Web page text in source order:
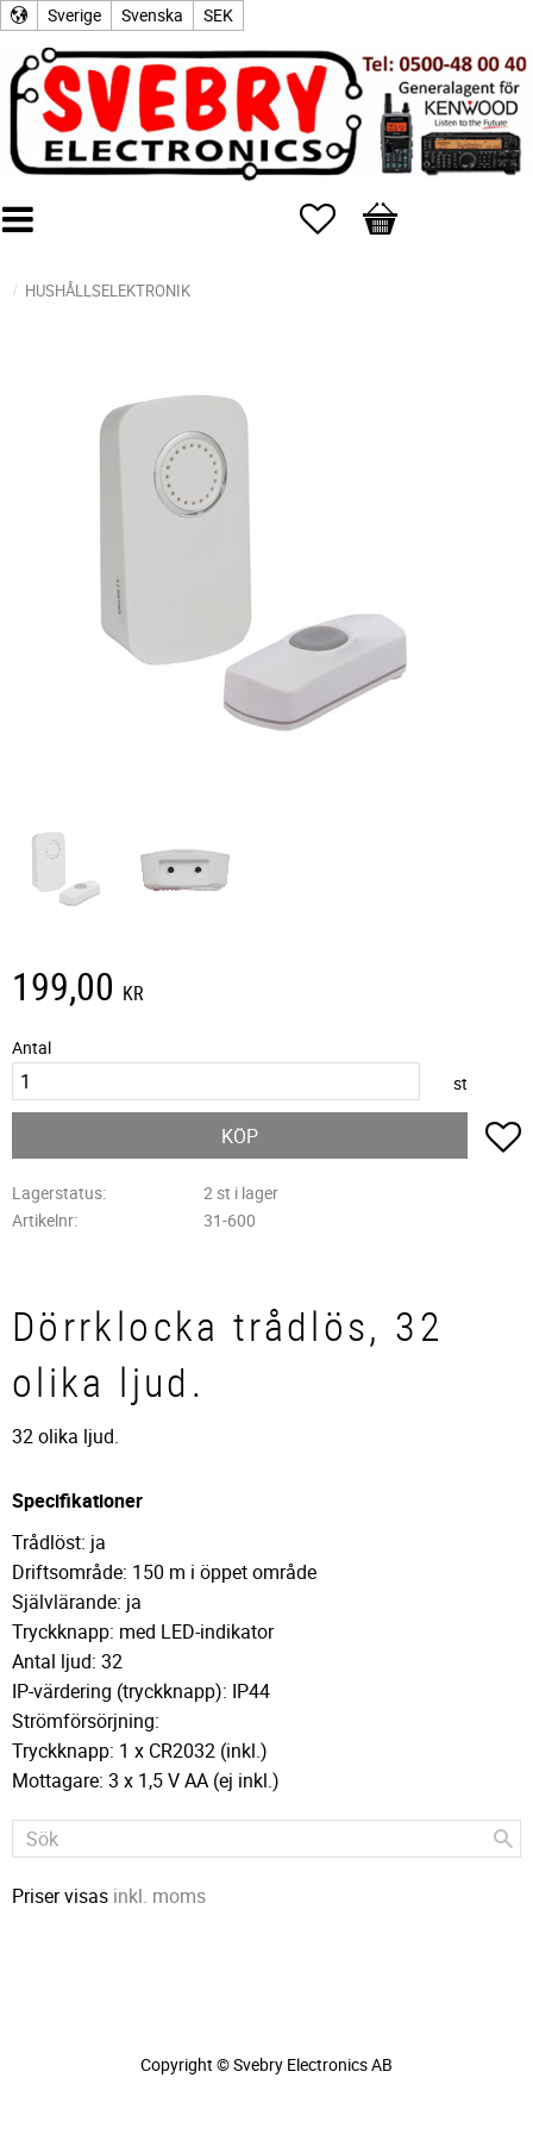
Sverige Svenska SEK
Favoriter
Kundvagn
HUSHÅLLSELEKTRONIK
199,00 KR
Antal
st
KÖP
Lagerstatus
2 st i lager
Artikelnr
31-600
Dörrklocka trådlös, 32
olika ljud.
32 olika ljud.
Specifikationer
Trådlöst: ja
Driftsområde: 150 m i öppet område
Självlärande: ja
Tryckknapp: med LED-indikator
Antal ljud: 32
IP-värdering (tryckknapp): IP44
Strömförsörjning:
Tryckknapp: 1 x CR2032 (inkl.)
Mottagare: 3 x 1,5 V AA (ej inkl.)
Priser visas inkl. moms
Copyright © Svebry Electronics AB